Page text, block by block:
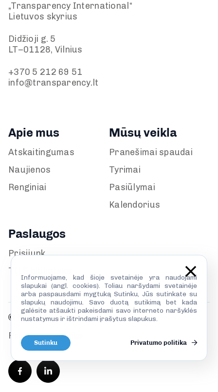
„Transparency International“
Lietuvos skyrius
Didžioji g. 5
LT–01128, Vilnius
+370 5 212 69 51
info@transparency.lt
Apie mus
Atskaitingumas
Naujienos
Renginiai
Mūsų veikla
Pranešimai spaudai
Tyrimai
Pasiūlymai
Kalendorius
Paslaugos
Prisijunk
TILS biblioteka
© TILS 2026
Privatumo politika
Informuojame, kad šioje svetainėje yra naudojami
slapukai (angl. cookies). Toliau naršydami svetainėje
arba paspausdami mygtuką Sutinku, Jūs sutinkate su
slapukų naudojimu. Savo duotą sutikimą bet kada
galėsite atšaukti pakeisdami savo interneto naršyklės
nustatymus ir ištrindami įrašytus slapukus.
Sutinku Privatumo politika